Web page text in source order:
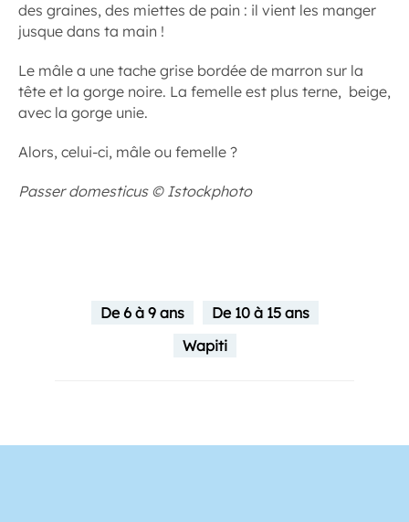
des graines, des miettes de pain : il vient les manger
jusque dans ta main !
Le mâle a une tache grise bordée de marron sur la
tête et la gorge noire. La femelle est plus terne, beige,
avec la gorge unie.
Alors, celui-ci, mâle ou femelle ?
Passer domesticus © Istockphoto
De 6 à 9 ans
De 10 à 15 ans
Wapiti